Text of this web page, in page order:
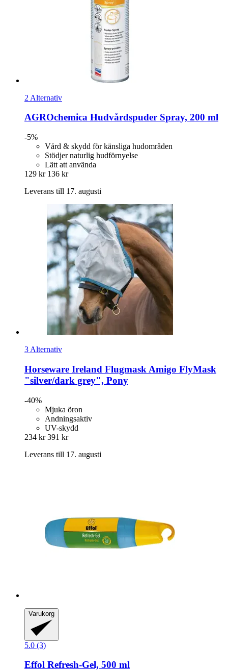
2 Alternativ
AGROchemica Hudvårdspuder Spray, 200 ml
-5%
Vård & skydd för känsliga hudområden
Stödjer naturlig hudförnyelse
Lätt att använda
129 kr 136 kr
Leverans till 17. augusti
3 Alternativ
Horseware Ireland Flugmask Amigo FlyMask
"silver/dark grey", Pony
-40%
Mjuka öron
Andningsaktiv
UV-skydd
234 kr 391 kr
Leverans till 17. augusti
Varukorg
5.0 (3)
Effol Refresh-​Gel, 500 ml